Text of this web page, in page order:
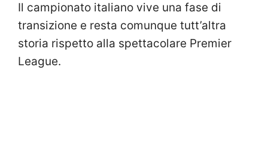
Il campionato italiano vive una fase di
transizione e resta comunque tutt’altra
storia rispetto alla spettacolare Premier
League.